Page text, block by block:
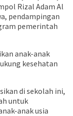
Rizal Adam Al
pendampingan
pemerintah
anak-anak
kesehatan
di sekolah ini,
untuk
anak usia